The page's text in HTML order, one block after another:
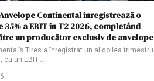
Continental înregistrează o
35% a EBIT în T2 2026, completând
un producător exclusiv de anvelope
Tires a înregistrat un al doilea trimestru
cu un EBIT…